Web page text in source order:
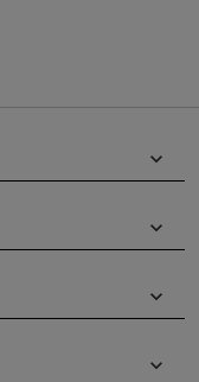
keyboard_arrow_down
keyboard_arrow_down
keyboard_arrow_down
keyboard_arrow_down